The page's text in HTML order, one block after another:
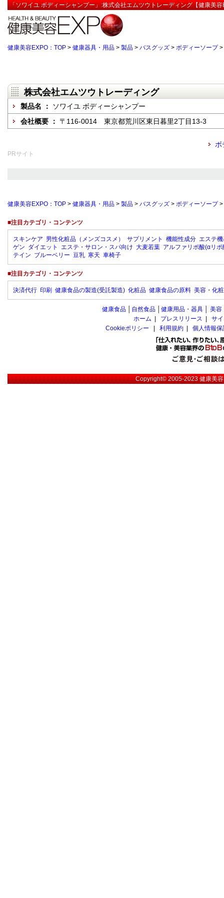
「ソワイユ ボディーシャンプー」:株式会社エムツウトレーディング【健康美容
健康美容EXPO：TOP > 健康器具・用品 > 製品 > バスグッズ > ボディーソープ>
株式会社エムツウトレーディング
製品名 ：
ソワイユ ボディーシャンプー
会社概要 ： 〒116-0014 東京都荒川区東日暮里2丁目13-3
ボ
PRサイト
健康美容EXPO：TOP > 健康器具・用品 > 製品 > バスグッズ > ボディーソープ>
■注目カテゴリ・コンテンツ
スキンケア 男性化粧品（メンズコスメ） サプリメント 機能性成分 エステ
ゲン ダイエット エステ・サロン・スパ向け 大麦若葉 アルファリポ酸(αリポ
テイン ブルーベリー 豆乳 寒天 車椅子
■注目カテゴリ・コンテンツ
決済代行 印刷 健康食品の製造(受託製造) 化粧品 健康食品の原料 美容・化
健康食品 自然食品 健康用品・器具 美容
ホーム
プレスリリース
サ
Cookieポリシー
利用規約 個人情報
Copyright© 2005-2023健康美